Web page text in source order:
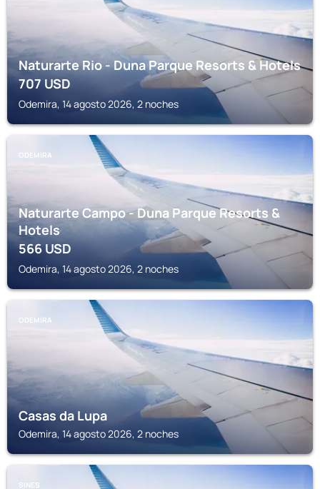
Naturarte Rio - Duna Parque Resorts & Hotels
707USD
Odemira, 14 agosto 2026, 2 noches
ODEMIRA
Naturarte Campo - Duna Parque Resorts &
Hotels
566USD
Odemira, 14 agosto 2026, 2 noches
ODEMIRA
Casas da Lupa
Odemira, 14 agosto 2026, 2 noches
SINES